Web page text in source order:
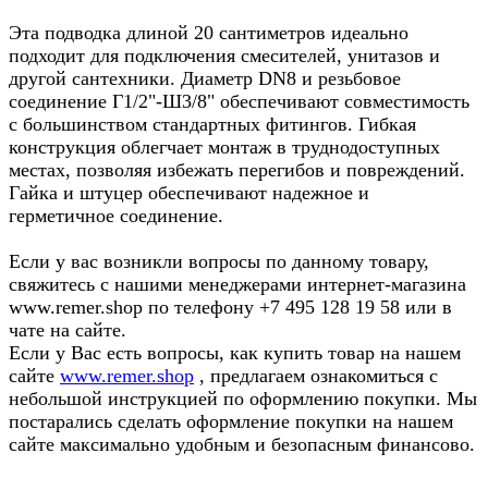
Эта подводка длиной 20 сантиметров идеально
подходит для подключения смесителей, унитазов и
другой сантехники. Диаметр DN8 и резьбовое
соединение Г1/2"-Ш3/8" обеспечивают совместимость
с большинством стандартных фитингов. Гибкая
конструкция облегчает монтаж в труднодоступных
местах, позволяя избежать перегибов и повреждений.
Гайка и штуцер обеспечивают надежное и
герметичное соединение.
Если у вас возникли вопросы по данному товару,
свяжитесь с нашими менеджерами интернет-магазина
www.remer.shop по телефону +7 495 128 19 58 или в
чате на сайте.
Если у Вас есть вопросы, как купить товар на нашем
сайте www.remer.shop , предлагаем ознакомиться с
небольшой инструкцией по оформлению покупки. Мы
постарались сделать оформление покупки на нашем
сайте максимально удобным и безопасным финансово.